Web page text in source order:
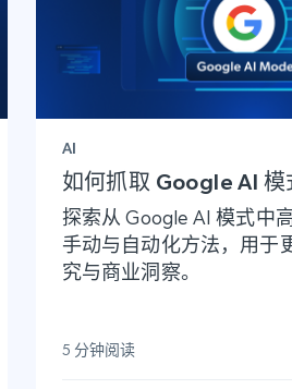
AI
如何抓取 Google AI 模
探索从 Google AI 模式中
手动与自动化方法，用于
究与商业洞察。
5 分钟阅读